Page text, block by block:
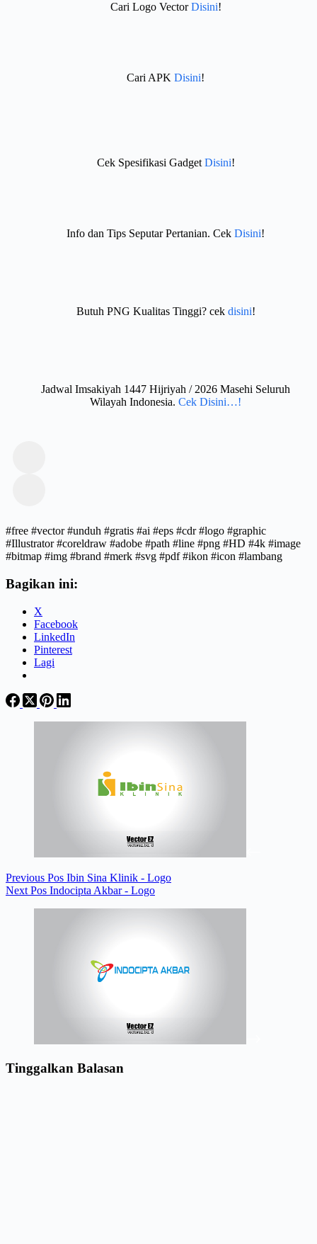
Cari Logo VectorDisini!
Cari APK Disini!
Cek Spesifikasi GadgetDisini!
Info dan Tips Seputar Pertanian. Cek Disini!
Butuh PNG Kualitas Tinggi? cek disini!
Jadwal Imsakiyah 1447 Hijriyah / 2026 Masehi Seluruh
Wilayah Indonesia. Cek Disini…!
#free #vector #unduh #gratis #ai #eps #cdr #logo #graphic
#Illustrator #coreldraw #adobe #path #line #png #HD #4k #image
#bitmap #img #brand #merk #svg #pdf #ikon #icon #lambang
Bagikan ini:
X
Facebook
LinkedIn
Pinterest
Lagi
Previous Pos Ibin Sina Klinik - Logo
Next Pos Indocipta Akbar - Logo
Tinggalkan Balasan